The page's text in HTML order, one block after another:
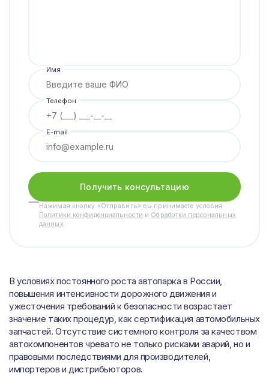
Имя
Телефон
E-mail
Нажимая кнопку «Отправить» вы принимаете условия
Политики конфиденциальности и Обработки персональных
данных
Получить консультацию
В условиях постоянного роста автопарка в России,
повышения интенсивности дорожного движения и
ужесточения требований к безопасности возрастает
значение таких процедур, как сертификация автомобильных
запчастей. Отсутствие системного контроля за качеством
автокомпонентов чревато не только рисками аварий, но и
правовыми последствиями для производителей,
импортеров и дистрибьюторов.